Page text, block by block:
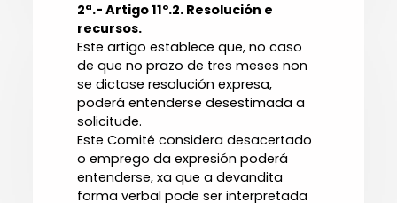
2ª.- Artigo 11º.2. Resolución e
recursos.
Este artigo establece que, no caso
de que no prazo de tres meses non
se dictase resolución expresa,
poderá entenderse desestimada a
solicitude.
Este Comité considera desacertado
o emprego da expresión poderá
entenderse, xa que a devandita
forma verbal pode ser interpretada